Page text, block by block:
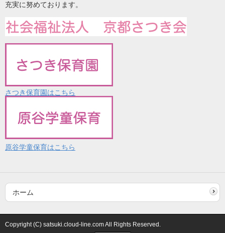
充実に努めております。
さつき保育園はこちら
原谷学童保育はこちら
ホーム
Copyright (C) satsuki.cloud-line.com All Rights Reserved.